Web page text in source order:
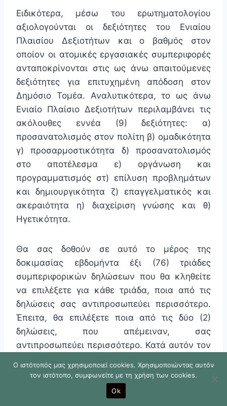
Ειδικότερα, μέσω του ερωτηματολογίου
αξιολογούνται οι δεξιότητες του Ενιαίου
Πλαισίου Δεξιοτήτων και ο βαθμός στον
οποίον οι ατομικές εργασιακές συμπεριφορές
ανταποκρίνονται στις ως άνω απαιτούμενες
δεξιότητες για επιτυχημένη απόδοση στον
Δημόσιο Τομέα. Αναλυτικότερα, το ως άνω
Ενιαίο Πλαίσιο Δεξιοτήτων περιλαμβάνει τις
ακόλουθες εννέα (9) δεξιότητες: α)
προσανατολισμός στον πολίτη β) ομαδικότητα
γ) προσαρμοστικότητα δ) προσανατολισμός
στο αποτέλεσμα ε) οργάνωση και
προγραμματισμός στ) επίλυση προβλημάτων
και δημιουργικότητα ζ) επαγγελματικός και
ακεραιότητα η) διαχείριση γνώσης και θ)
Ηγετικότητα.
Θα σας δοθούν σε αυτό το μέρος της
δοκιμασίας εβδομήντα έξι (76) τριάδες
συμπεριφορικών δηλώσεων που θα κληθείτε
να επιλέξετε για κάθε τριάδα, ποια από τις
δηλώσεις σας αντιπροσωπεύει περισσότερο.
Έπειτα, θα επιλέξετε ποια από τις δύο (2)
δηλώσεις, που απέμειναν, σας
αντιπροσωπεύει περισσότερο. Κατά αυτόν τον
τριάδα δηλώσεων με βάση το πόσο
αντιπροσωπευτική είναι για εσάς. Σε αυτό το
είδος ερωτηματολογίων
Ο ιστότοπός μας χρησιμοποιεί cookies. Χρησιμοποιώντας αυτόν
τον ιστότοπο, συμφωνείτε με τη χρήση των cookies.
Ok